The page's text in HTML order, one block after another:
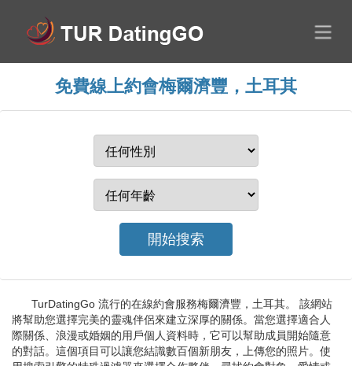
免費線上約會梅爾濟豐，土耳其
TurDatingGo 流行的在線約會服務梅爾濟豐，土耳其。 該網站
將幫助您選擇完美的靈魂伴侶來建立深厚的關係。當您選擇適合人
際關係、浪漫或婚姻的用戶個人資料時，它可以幫助成員開始隨意
的對話。這個項目可以讓您結識數百個新朋友，上傳您的照片。使